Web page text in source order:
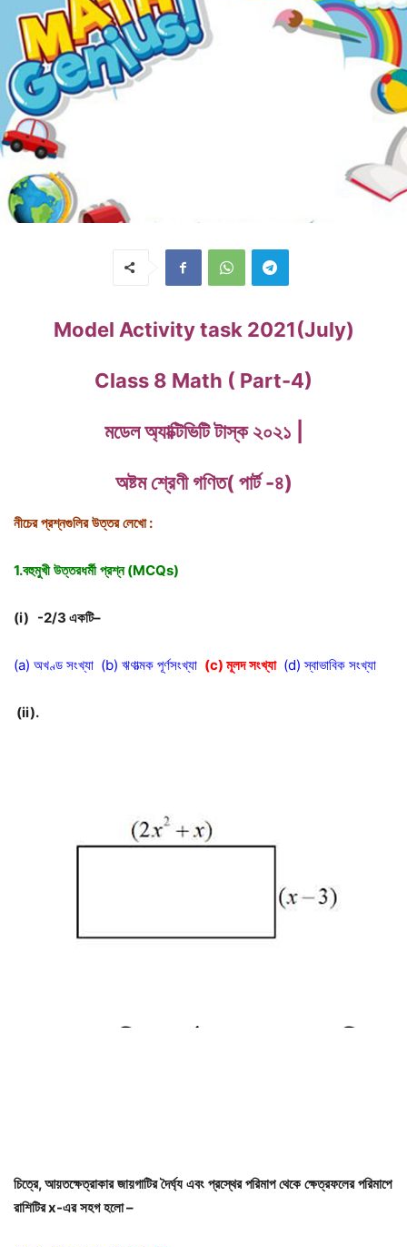
Model Activity task 2021(July)
Class 8 Math ( Part-4)
মডেল অ্যাক্টিভিটি টাস্ক ২০২১ |
অষ্টম শ্রেণী গণিত( পার্ট -৪)
নীচের প্রশ্নগুলির উত্তর লেখো:
1.বহুমুখী উত্তরধর্মী প্রশ্ন(MCQs)
(i) -2/3 একটি–
(a) অখণ্ড সংখ্যা (b) ঋণাত্মক পূর্ণসংখ্যা (c) মূলদ সংখ্যা (d) স্বাভাবিক সংখ্যা
(ii).
চিত্রে,আয়তক্ষেত্রাকার জায়গাটির দৈর্ঘ্য এবং প্রস্থের পরিমাপ থেকে ক্ষেত্রফলের পরিমাপে
রাশিটিরx-এর সহগ হলো–